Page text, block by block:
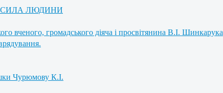
СИЛА ЛЮДИНИ
вченого, громадського діяча і просвітянина В.І. Шинкарука
Чурюмову К.І.